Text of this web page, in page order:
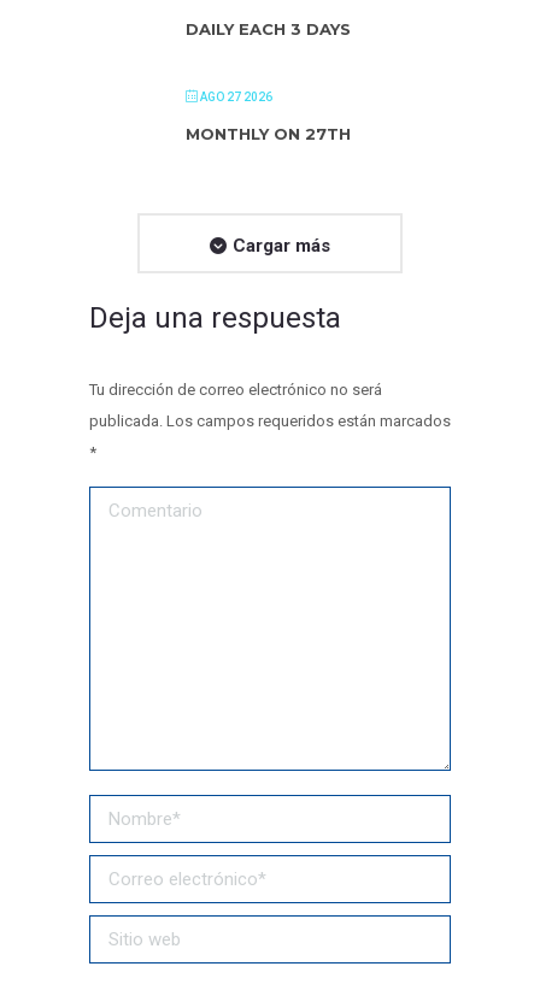
DAILY EACH 3 DAYS
AGO 27 2026
MONTHLY ON 27TH
Cargar más
Deja una respuesta
Tu dirección de correo electrónico no será
publicada. Los campos requeridos están marcados
*
Comentario
Nombre *
Correo electrónico *
Sitio web